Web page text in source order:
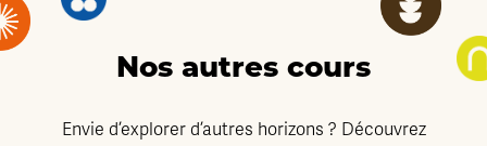
Nos autres cours
Envie d’explorer d’autres horizons ? Découvrez